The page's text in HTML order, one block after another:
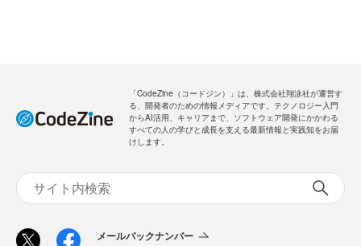
「CodeZine（コードジン）」は、株式会社翔泳社が運営す
る、開発者のための情報メディアです。テクノロジー入門
からAI活用、キャリアまで、ソフトウェア開発にかかわる
すべての人の学びと成長を支える最新情報と実践知をお届
けします。
メールバックナンバー